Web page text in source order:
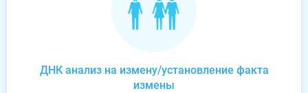
ДНК анализ на измену/установление факта
измены